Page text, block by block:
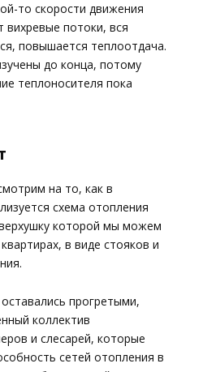
то скорости движения
вихревые потоки, вся
повышается теплоотдача.
до конца, потому
теплоносителя пока
на то, как в
схема отопления
которой мы можем
в виде стояков и
прогретыми,
коллектив
и слесарей, которые
сетей отопления в